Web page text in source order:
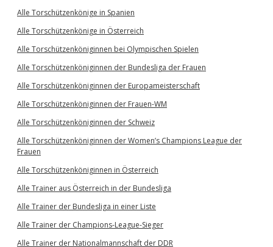
Alle Torschützenkönige in Spanien
Alle Torschützenkönige in Österreich
Alle Torschützenköniginnen bei Olympischen Spielen
Alle Torschützenköniginnen der Bundesliga der Frauen
Alle Torschützenköniginnen der Europameisterschaft
Alle Torschützenköniginnen der Frauen-WM
Alle Torschützenköniginnen der Schweiz
Alle Torschützenköniginnen der Women’s Champions League der
Frauen
Alle Torschützenköniginnen in Österreich
Alle Trainer aus Österreich in der Bundesliga
Alle Trainer der Bundesliga in einer Liste
Alle Trainer der Champions-League-Sieger
Alle Trainer der Nationalmannschaft der DDR